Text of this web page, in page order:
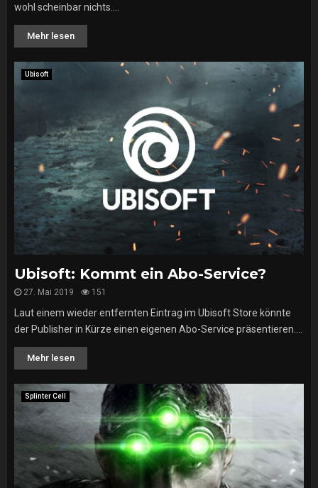
wohl scheinbar nichts....
Mehr lesen
Ubisoft
Ubisoft: Kommt ein Abo-Service?
27. Mai 2019 151
Laut einem wieder entfernten Eintrag im Ubisoft Store könnte
der Publisher in Kürze einen eigenen Abo-Service präsentieren....
Mehr lesen
Splinter Cell